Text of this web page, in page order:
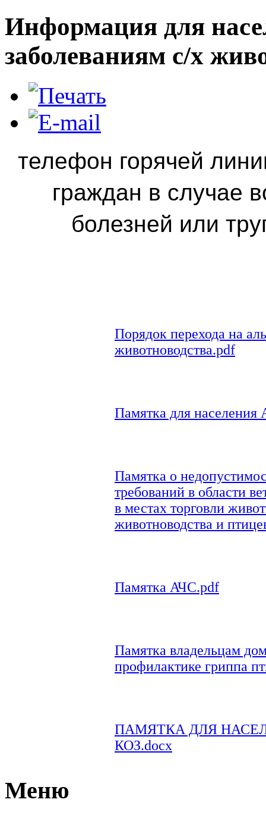
Информация для
заболеваниям с/х
телефон горячей
граждан в случае
болезней или
Порядок перехода на
животноводства.pdf
Памятка для населения
Памятка о
требований в области
в местах торговли
животноводства и
Памятка АЧС.pdf
Памятка владельцам
профилактике гриппа
ПАМЯТКА ДЛЯ
КОЗ.docx
Меню